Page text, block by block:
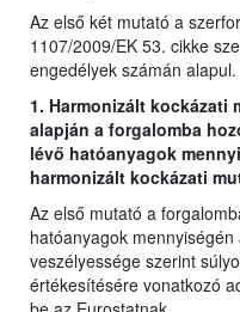
Az első két mutató a
1107/2009/EK 53. cikke
engedélyek számán alapul.
1. Harmonizált kockázati
alapján a forgalomba
lévő hatóanyagok
harmonizált kockázati
Az első mutató a
hatóanyagok
veszélyessége szerint
értékesítésére vonatkozó